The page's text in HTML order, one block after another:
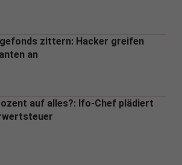
zittern: Hacker greifen
an
auf alles?: Ifo-Chef plädiert